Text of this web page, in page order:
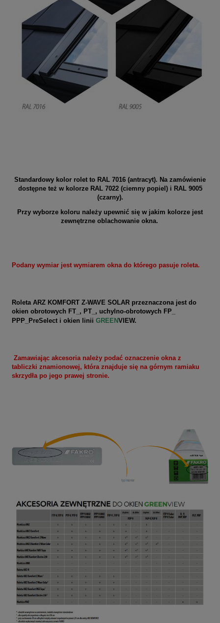
Standardowy kolor rolet to RAL 7016 (antracyt). Na zamówienie
dostępne też w kolorze RAL 7022 (ciemny popiel)i RAL 9005
(czarny).
Przy wyborze koloru należy upewnić się w jakim kolorze jest
zewnętrzne oblachowanie okna.
Podany wymiar jest wymiarem okna do którego pasuje roleta.
Roleta ARZ KOMFORT Z-WAVE SOLAR przeznaczona jest do
okien obrotowych FT_, PT_, uchylno-obrotowych FP_
PPP_
PreSelect i okien linii GREENVIEW.
Zamawiając akcesoria należy podać oznaczenie okna z
tabliczki znamionowej, która znajduje się na górnym ramiaku
skrzydła po jego prawej stronie.